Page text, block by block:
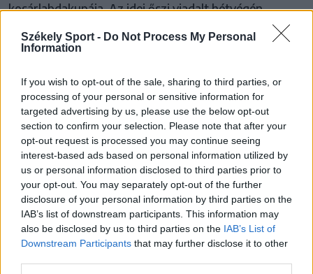
Székely Sport - Do Not Process My Personal
Information
If you wish to opt-out of the sale, sharing to third parties, or
processing of your personal or sensitive information for
targeted advertising by us, please use the below opt-out
section to confirm your selection. Please note that after your
opt-out request is processed you may continue seeing
interest-based ads based on personal information utilized by
us or personal information disclosed to third parties prior to
your opt-out. You may separately opt-out of the further
disclosure of your personal information by third parties on the
IAB’s list of downstream participants. This information may
also be disclosed by us to third parties on the IAB’s List of
Downstream Participants that may further disclose it to other
kosárlabdakupája. Az idei őszi viadalt hétvégén